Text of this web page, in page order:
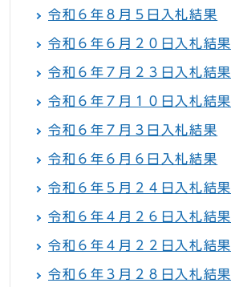
令和６年８月５日入札結果
令和６年６月２０日入札結果
令和６年７月２３日入札結果
令和６年７月１０日入札結果
令和６年７月３日入札結果
令和６年６月６日入札結果
令和６年５月２４日入札結果
令和６年４月２６日入札結果
令和６年４月２２日入札結果
令和６年３月２８日入札結果